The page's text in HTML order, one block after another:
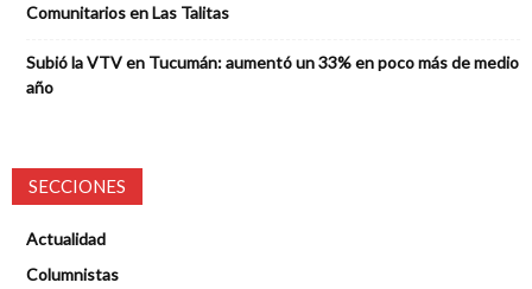
Comunitarios en Las Talitas
Subió la VTV en Tucumán: aumentó un 33% en poco más de medio
año
SECCIONES
Actualidad
Columnistas